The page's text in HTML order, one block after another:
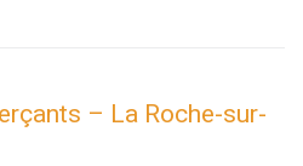
– La Roche-sur-